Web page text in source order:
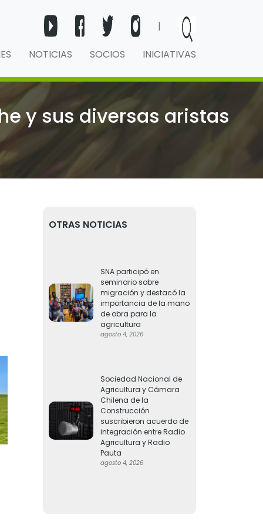
|
NOTICIAS SOCIOS INICIATIVAS
y sus diversas aristas
OTRAS NOTICIAS
SNA participó en
seminario sobre
migración y destacó la
importancia de la mano
de obra para la
agricultura
agosto 4, 2026
Sociedad Nacional de
Agricultura y Cámara
Chilena de la
Construcción
suscribieron acuerdo de
integración entre Radio
Agricultura y Radio
Pauta
agosto 4, 2026